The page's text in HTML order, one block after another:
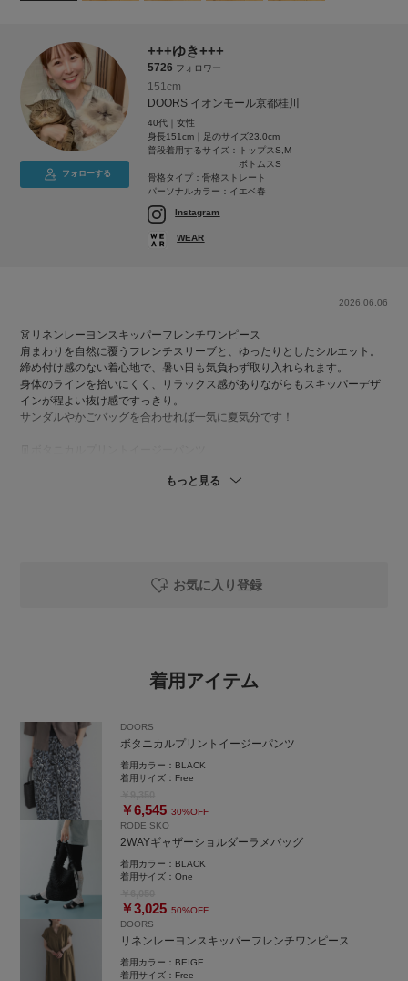
フォローする
+++ゆき+++
5726 フォロワー
151cm
DOORS イオンモール京都桂川
40代｜女性
身長151cm｜足のサイズ23.0cm
普段着用するサイズ：
トップスS,M
ボトムスS
骨格タイプ：骨格ストレート
パーソナルカラー：イエベ春
Instagram
WEAR
2026.06.06
👗リネンレーヨンスキッパーフレンチワンピース
肩まわりを自然に覆うフレンチスリーブと、ゆったりとしたシルエット。
締め付け感のない着心地で、暑い日も気負わず取り入れられます。
身体のラインを拾いにくく、リラックス感がありながらもスキッパーデザ
インが程よい抜け感ですっきり。
サンダルやかごバッグを合わせれば一気に夏気分です！
接触冷感っぽいひんやり感もあって、汗ばむ時期に気持ちいい素材感で
くてスッキリ見え。ウエストもオールゴムで楽ちんです。
見た目以上に収納力もあります！
抜け感のあるデザインで大人っぽいこなれた印象に。
フラットタイプなので長時間のお出かけにも取り入れやすく、程よく存在
感がありながら主張しすぎず、コーディネートをさりげなく引き締めてく
れます。ネイルも可愛く見えそうです。
instgram
もっと見る
お気に入り登録
着用アイテム
DOORS
ボタニカルプリントイージーパンツ
着用カラー： BLACK
着用サイズ： Free
￥6,545 30%OFF
RODE SKO
2WAYギャザーショルダーラメバッグ
着用カラー： BLACK
着用サイズ：One
￥3,025 50%OFF
DOORS
リネンレーヨンスキッパーフレンチワンピース
着用カラー： BEIGE
着用サイズ： Free